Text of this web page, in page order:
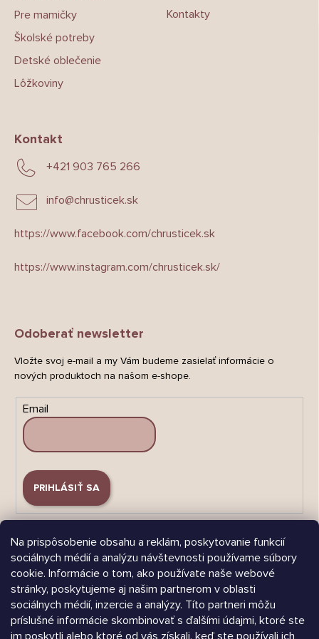
Na prispôsobenie obsahu a reklám, poskytovanie funkcií
sociálnych médií a analýzu návštevnosti používame súbory
cookie. Informácie o tom, ako používate naše webové
stránky, poskytujeme aj našim partnerom v oblasti
sociálnych médií, inzercie a analýzy. Títo partneri môžu
príslušné informácie skombinovať s ďalšími údajmi, ktoré ste
im poskytli alebo ktoré od vás získali, keď ste používali ich
Pre mamičky
Školské potreby
Detské oblečenie
Lôžkoviny
Kontakty
Kontakt
info@chrusticek.sk
+421 903 765 266
https://www.facebook.com/chrusticek.sk
https://www.instagram.com/chrusticek.sk/
Odoberať newsletter
Vložte svoj e-mail a my Vám budeme zasielať informácie o
nových produktoch na našom e-shope.
Email
PRIHLÁSIŤ SA
Árukereső.hu